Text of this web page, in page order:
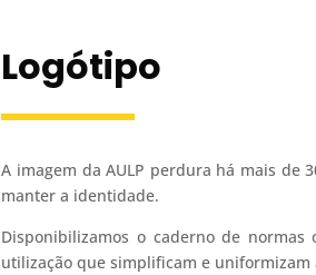
Logótipo
A imagem da AULP perdura há mais de
manter a identidade.
Disponibilizamos o caderno de
utilização que simplificam e uniformizam